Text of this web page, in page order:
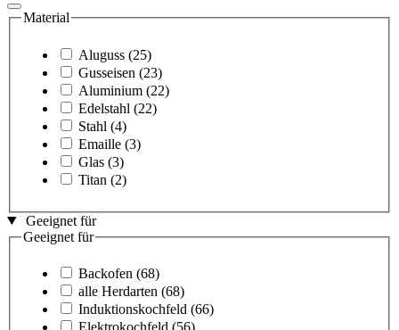
Material
Aluguss (25)
Gusseisen (23)
Aluminium (22)
Edelstahl (22)
Stahl (4)
Emaille (3)
Glas (3)
Titan (2)
Geeignet für
Geeignet für
Backofen (68)
alle Herdarten (68)
Induktionskochfeld (66)